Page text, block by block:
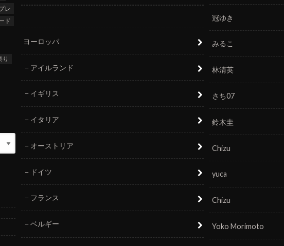
レ
ド
り
ヨーロッパ
アイルランド
イギリス
イタリア
オーストリア
ドイツ
フランス
ベルギー
冠ゆき
みるこ
林清英
さち07
鈴木圭
Chizu
yuca
Chizu
Yoko Morimoto